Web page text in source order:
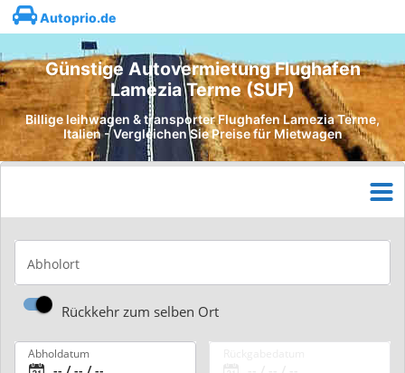
Autoprio.de
Günstige Autovermietung Flughafen
Lamezia Terme (SUF)
Billige leihwagen & transporter Flughafen Lamezia Terme,
Italien - Vergleichen Sie Preise für Mietwagen
Abholort
Rückkehr zum selben Ort
Abholdatum